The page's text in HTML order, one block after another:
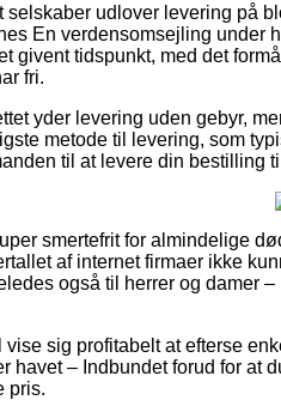
selskaber udlover levering på
En verdensomsejling under
givent tidspunkt, med det
fri.
yder levering uden gebyr,
metode til levering, som
til at levere din bestilling
smertefrit for almindelige
af internet firmaer ikke
også til herrer og damer
sig profitabelt at efterse
havet – Indbundet forud for at
pris.